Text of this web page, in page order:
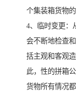
个集装箱货物的
4、临时变更：
会不断地检查
括主观和客观
此，性的拼箱
货物所有情况